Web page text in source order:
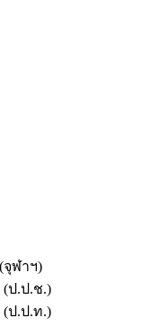
ฬาฯ)
ป.ป.ช.)
ป.ป.ท.)